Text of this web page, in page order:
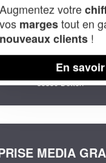
STAFF
SOLUTION
1 Allee Des Omblais
35830 Betton
MEDIA
Augmentez votre
vos margestout en
nouveaux clients !
En